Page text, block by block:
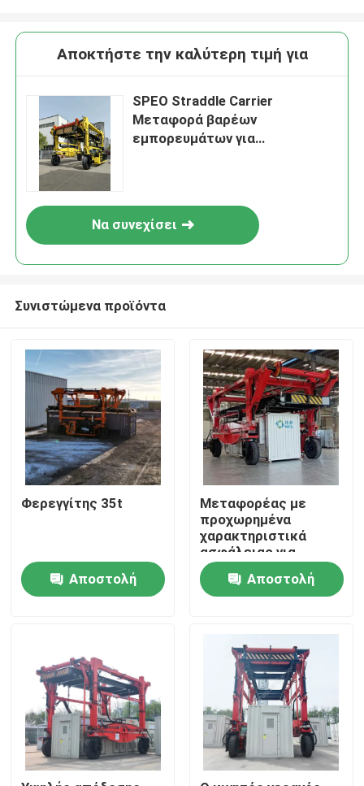
Σπίτι
Προϊόντα
Βίντεο
Αποκτήστε την καλύτερη τιμή για
SPEO Straddle Carrier
Μεταφορά βαρέων
εμπορευμάτων για
Να συνεχίσει
Συνιστώμενα προϊόντα
Φερεγγίτης 35t
Αποστολή
Μεταφορέας με
προχωρημένα
χαρακτηριστικά
ασφάλειας για
ντίζελ/ηλεκτρικά
εμπορευματοκιβώτια
Αποστολή